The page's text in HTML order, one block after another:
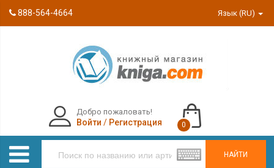
888-564-4664 Язык (RU)
НАЙТИ
Добро пожаловать!
Войти / Регистрация 0